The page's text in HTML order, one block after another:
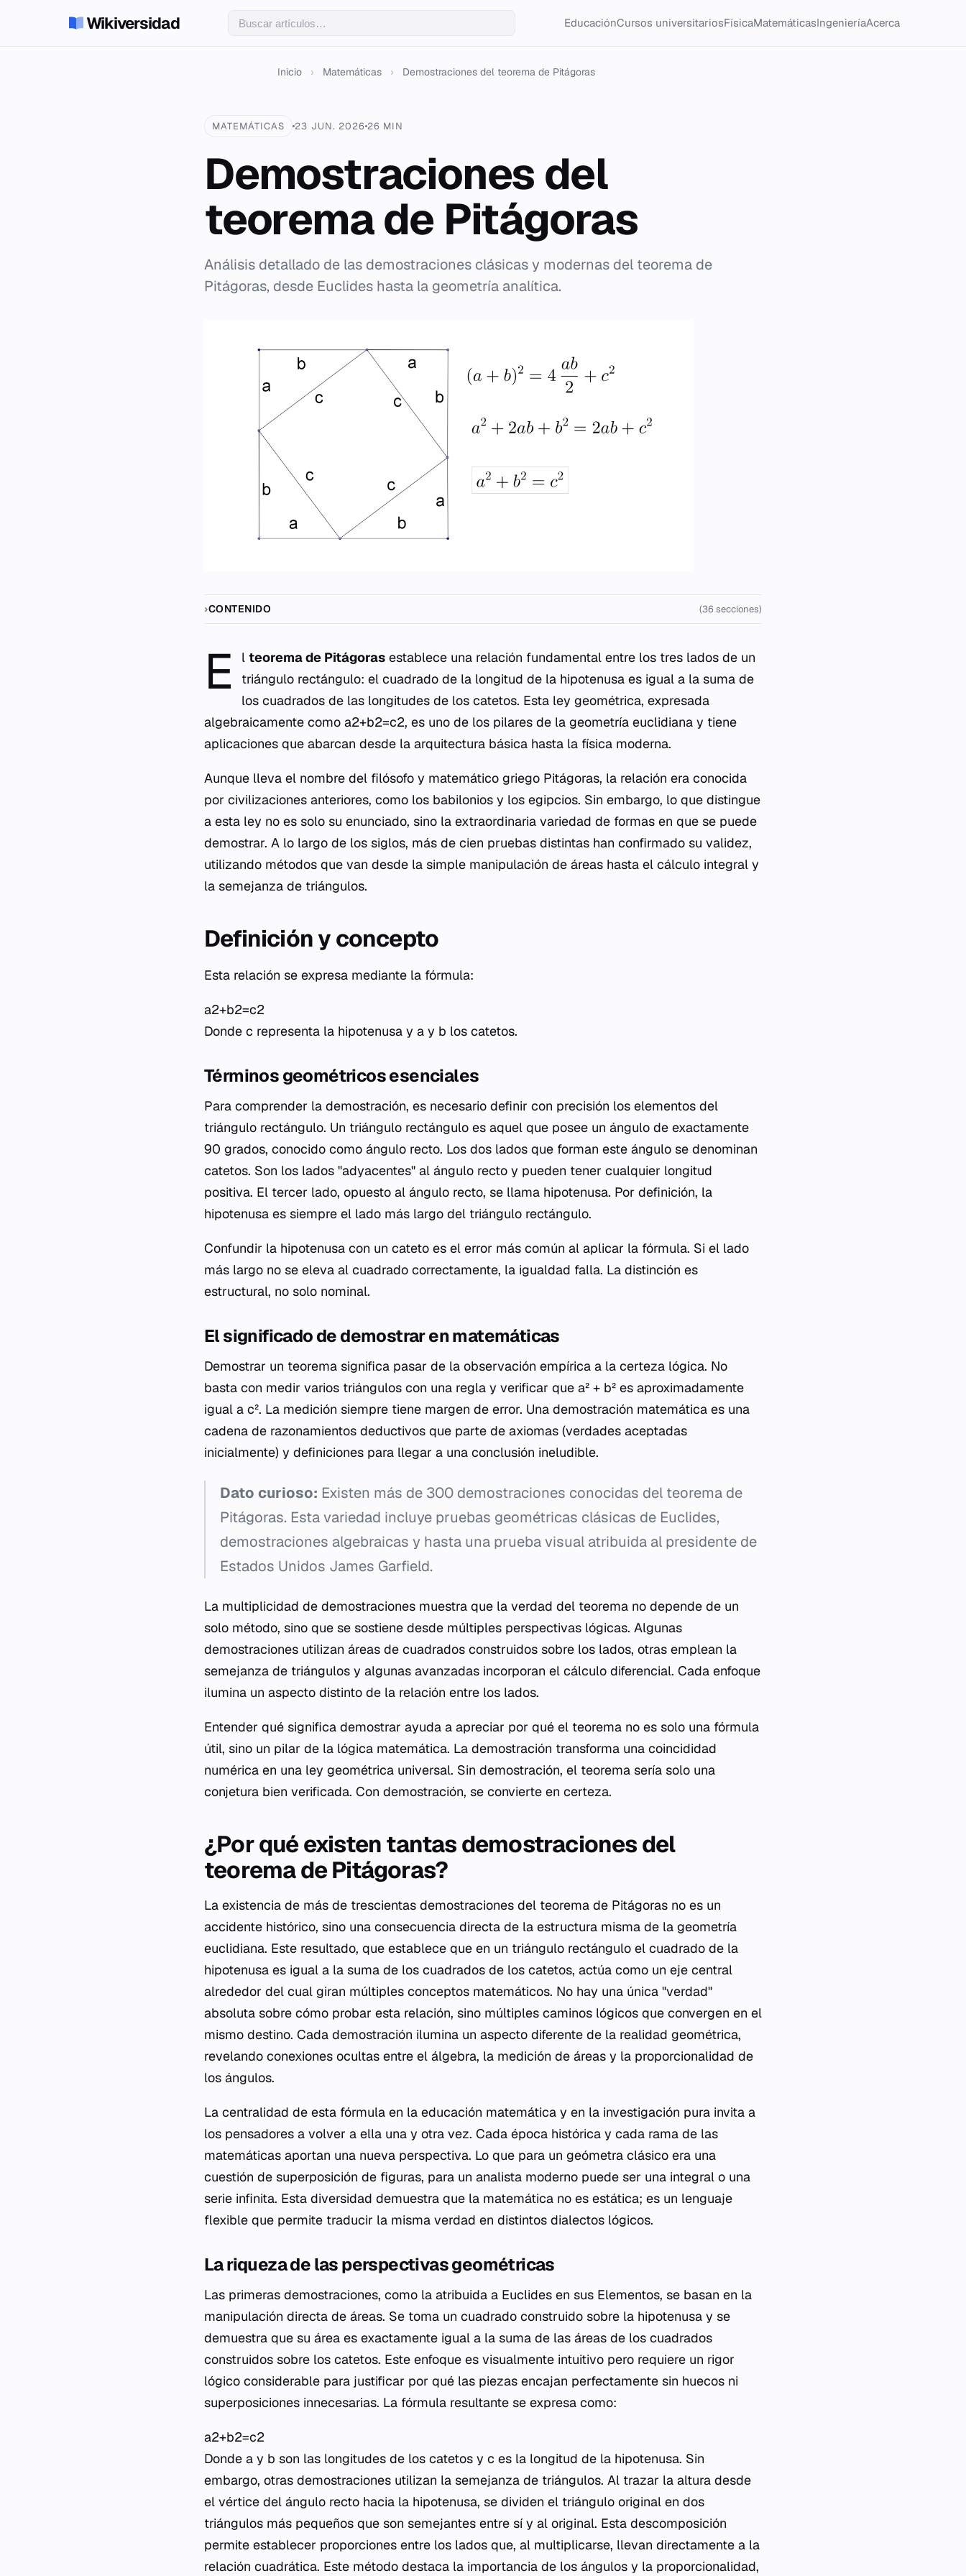
Wikiversidad EducaciónCursos universitariosFísicaMatemáticasIngenieríaAcerca
Inicio › Matemáticas › Demostraciones del teorema de Pitágoras
MATEMÁTICAS 23 JUN. 2026 26 MIN
Demostraciones del
teorema de Pitágoras
Análisis detallado de las demostraciones clásicas y modernas del teorema de
Pitágoras, desde Euclides hasta la geometría analítica.
CONTENIDO (36 secciones)
E lteorema de Pitágoras establece una relación fundamental entre los tres lados de un
triángulo rectángulo: el cuadrado de la longitud de la hipotenusa es igual a la suma de
los cuadrados de las longitudes de los catetos. Esta ley geométrica, expresada
algebraicamente como a2+b2=c2, es uno de los pilares de la geometría euclidiana y tiene
aplicaciones que abarcan desde la arquitectura básica hasta la física moderna.
Aunque lleva el nombre del filósofo y matemático griego Pitágoras, la relación era conocida
por civilizaciones anteriores, como los babilonios y los egipcios. Sin embargo, lo que distingue
a esta ley no es solo su enunciado, sino la extraordinaria variedad de formas en que se puede
demostrar. A lo largo de los siglos, más de cien pruebas distintas han confirmado su validez,
utilizando métodos que van desde la simple manipulación de áreas hasta el cálculo integral y
la semejanza de triángulos.
Definición y concepto
Esta relación se expresa mediante la fórmula:
a2+b2=c2
Donde c representa la hipotenusa y a y b los catetos.
Términos geométricos esenciales
Para comprender la demostración, es necesario definir con precisión los elementos del
triángulo rectángulo. Un triángulo rectángulo es aquel que posee un ángulo de exactamente
90 grados, conocido como ángulo recto. Los dos lados que forman este ángulo se denominan
catetos. Son los lados "adyacentes" al ángulo recto y pueden tener cualquier longitud
positiva. El tercer lado, opuesto al ángulo recto, se llama hipotenusa. Por definición, la
hipotenusa es siempre el lado más largo del triángulo rectángulo.
Confundir la hipotenusa con un cateto es el error más común al aplicar la fórmula. Si el lado
más largo no se eleva al cuadrado correctamente, la igualdad falla. La distinción es
estructural, no solo nominal.
El significado de demostrar en matemáticas
Demostrar un teorema significa pasar de la observación empírica a la certeza lógica. No
basta con medir varios triángulos con una regla y verificar que a² + b² es aproximadamente
igual a c². La medición siempre tiene margen de error. Una demostración matemática es una
cadena de razonamientos deductivos que parte de axiomas (verdades aceptadas
inicialmente) y definiciones para llegar a una conclusión ineludible.
Dato curioso: Existen más de 300 demostraciones conocidas del teorema de
Pitágoras. Esta variedad incluye pruebas geométricas clásicas de Euclides,
demostraciones algebraicas y hasta una prueba visual atribuida al presidente de
Estados Unidos James Garfield.
La multiplicidad de demostraciones muestra que la verdad del teorema no depende de un
solo método, sino que se sostiene desde múltiples perspectivas lógicas. Algunas
demostraciones utilizan áreas de cuadrados construidos sobre los lados, otras emplean la
semejanza de triángulos y algunas avanzadas incorporan el cálculo diferencial. Cada enfoque
ilumina un aspecto distinto de la relación entre los lados.
Entender qué significa demostrar ayuda a apreciar por qué el teorema no es solo una fórmula
útil, sino un pilar de la lógica matemática. La demostración transforma una coincididad
numérica en una ley geométrica universal. Sin demostración, el teorema sería solo una
conjetura bien verificada. Con demostración, se convierte en certeza.
¿Por qué existen tantas demostraciones del
teorema de Pitágoras?
La existencia de más de trescientas demostraciones del teorema de Pitágoras no es un
accidente histórico, sino una consecuencia directa de la estructura misma de la geometría
euclidiana. Este resultado, que establece que en un triángulo rectángulo el cuadrado de la
hipotenusa es igual a la suma de los cuadrados de los catetos, actúa como un eje central
alrededor del cual giran múltiples conceptos matemáticos. No hay una única "verdad"
absoluta sobre cómo probar esta relación, sino múltiples caminos lógicos que convergen en el
mismo destino. Cada demostración ilumina un aspecto diferente de la realidad geométrica,
revelando conexiones ocultas entre el álgebra, la medición de áreas y la proporcionalidad de
los ángulos.
La centralidad de esta fórmula en la educación matemática y en la investigación pura invita a
los pensadores a volver a ella una y otra vez. Cada época histórica y cada rama de las
matemáticas aportan una nueva perspectiva. Lo que para un geómetra clásico era una
cuestión de superposición de figuras, para un analista moderno puede ser una integral o una
serie infinita. Esta diversidad demuestra que la matemática no es estática; es un lenguaje
flexible que permite traducir la misma verdad en distintos dialectos lógicos.
La riqueza de las perspectivas geométricas
Las primeras demostraciones, como la atribuida a Euclides en sus Elementos, se basan en la
manipulación directa de áreas. Se toma un cuadrado construido sobre la hipotenusa y se
demuestra que su área es exactamente igual a la suma de las áreas de los cuadrados
construidos sobre los catetos. Este enfoque es visualmente intuitivo pero requiere un rigor
lógico considerable para justificar por qué las piezas encajan perfectamente sin huecos ni
superposiciones innecesarias. La fórmula resultante se expresa como:
a2+b2=c2
Donde a y b son las longitudes de los catetos y c es la longitud de la hipotenusa. Sin
embargo, otras demostraciones utilizan la semejanza de triángulos. Al trazar la altura desde
el vértice del ángulo recto hacia la hipotenusa, se dividen el triángulo original en dos
triángulos más pequeños que son semejantes entre sí y al original. Esta descomposición
permite establecer proporciones entre los lados que, al multiplicarse, llevan directamente a la
relación cuadrática. Este método destaca la importancia de los ángulos y la proporcionalidad,